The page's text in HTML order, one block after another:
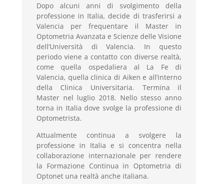
Dopo alcuni anni di svolgimento della
professione in Italia, decide di trasferirsi a
Valencia per frequentare il Master in
Optometria Avanzata e Scienze delle Visione
dell’Università di Valencia. In questo
periodo viene a contatto con diverse realtà,
come quella ospedaliera al La Fe di
Valencia, quella clinica di Aiken e all’interno
della Clinica Universitaria. Termina il
Master nel luglio 2018. Nello stesso anno
torna in Italia dove svolge la professione di
Optometrista.
Attualmente continua a svolgere la
professione in Italia e si concentra nella
collaborazione internazionale per rendere
la Formazione Continua in Optometria di
Optonet una realtà anche italiana.